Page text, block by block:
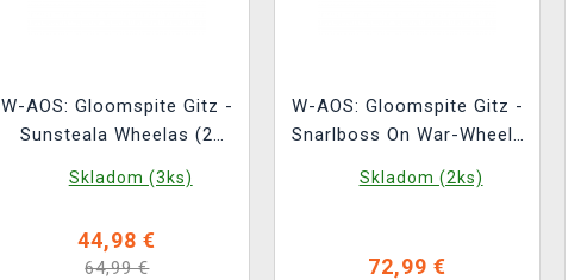
W-AOS: Gloomspite Gitz -
Sunsteala Wheelas (2
Skladom (3ks)
44,98 €
64,99 €
W-AOS: Gloomspite Gitz -
Snarlboss On War-Wheela
Skladom (2ks)
72,99 €